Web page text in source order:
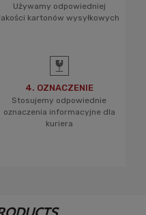
Używamy odpowiedniej
jakości kartonów wysyłkowych
4. OZNACZENIE
Stosujemy odpowiednie
oznaczenia informacyjne dla
kuriera